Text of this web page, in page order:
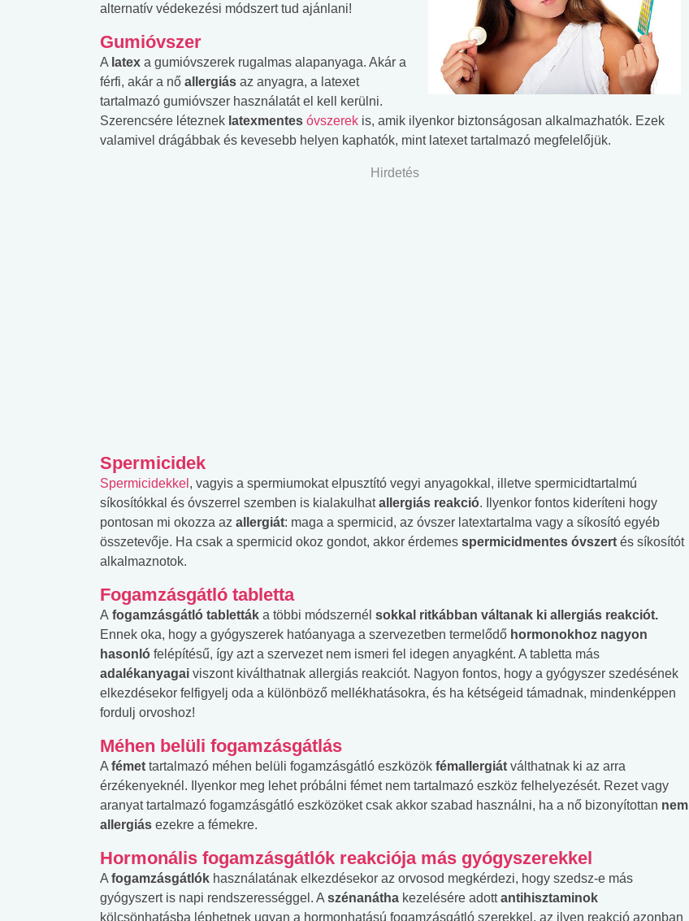
alternatív védekezési módszert tud ajánlani!
Gumióvszer
A latex a gumióvszerek rugalmas alapanyaga. Akár a
férfi, akár a nő allergiás az anyagra, a latexet
tartalmazó gumióvszer használatát el kell kerülni.
Szerencsére léteznek latexmentes óvszerek is, amik ilyenkor biztonságosan alkalmazhatók. Ezek
valamivel drágábbak és kevesebb helyen kaphatók, mint latexet tartalmazó megfelelőjük.
Hirdetés
Spermicidek
Spermicidekkel , vagyis a spermiumokat elpusztító vegyi anyagokkal, illetve spermicidtartalmú
síkosítókkal és óvszerrel szemben is kialakulhatallergiás reakció. Ilyenkor fontos kideríteni hogy
pontosan mi okozza az allergiát: maga a spermicid, az óvszer latextartalma vagy a síkosító egyéb
összetevője. Ha csak a spermicid okoz gondot, akkor érdemes spermicidmentes óvszert és síkosítót
alkalmaznotok.
Fogamzásgátló tabletta
A fogamzásgátló tabletták a többi módszernél sokkal ritkábban váltanak ki allergiás reakciót.
Ennek oka, hogy a gyógyszerek hatóanyaga a szervezetben termelődő hormonokhoz nagyon
hasonló felépítésű, így azt a szervezet nem ismeri fel idegen anyagként. A tabletta más
adalékanyagai viszont kiválthatnak allergiás reakciót. Nagyon fontos, hogy a gyógyszer szedésének
elkezdésekor felfigyelj oda a különböző mellékhatásokra, és ha kétségeid támadnak, mindenképpen
fordulj orvoshoz!
Méhen belüli fogamzásgátlás
A fémet tartalmazó méhen belüli fogamzásgátló eszközök fémallergiát válthatnak ki az arra
érzékenyeknél. Ilyenkor meg lehet próbálni fémet nem tartalmazó eszköz felhelyezését. Rezet vagy
aranyat tartalmazó fogamzásgátló eszközöket csak akkor szabad használni, ha a nő bizonyítottan nem
allergiás ezekre a fémekre.
Hormonális fogamzásgátlók reakciója más gyógyszerekkel
A fogamzásgátlók használatának elkezdésekor az orvosod megkérdezi, hogy szedsz-e más
gyógyszert is napi rendszerességgel. A szénanátha kezelésére adottantihisztaminok
kölcsönhatásba léphetnek ugyan a hormonhatású fogamzásgátló szerekkel, az ilyen reakció azonban